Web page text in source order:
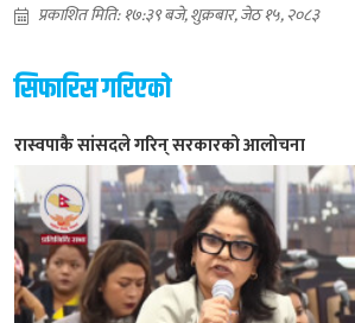
प्रकाशित मिति: १७:३९ बजे, शुक्रबार, जेठ १५, २०८३
सिफारिस गरिएको
रास्वपाकै सांसदले गरिन् सरकारको आलोचना